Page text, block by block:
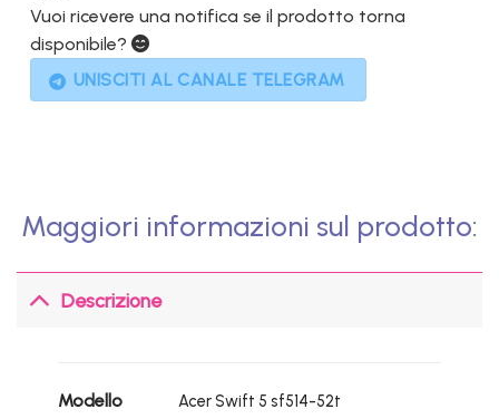
Vuoi ricevere una notifica se il prodotto torna
disponibile?
UNISCITI AL CANALE TELEGRAM
Maggiori informazioni sul prodotto:
Descrizione
Modello Acer Swift 5 sf514-52t